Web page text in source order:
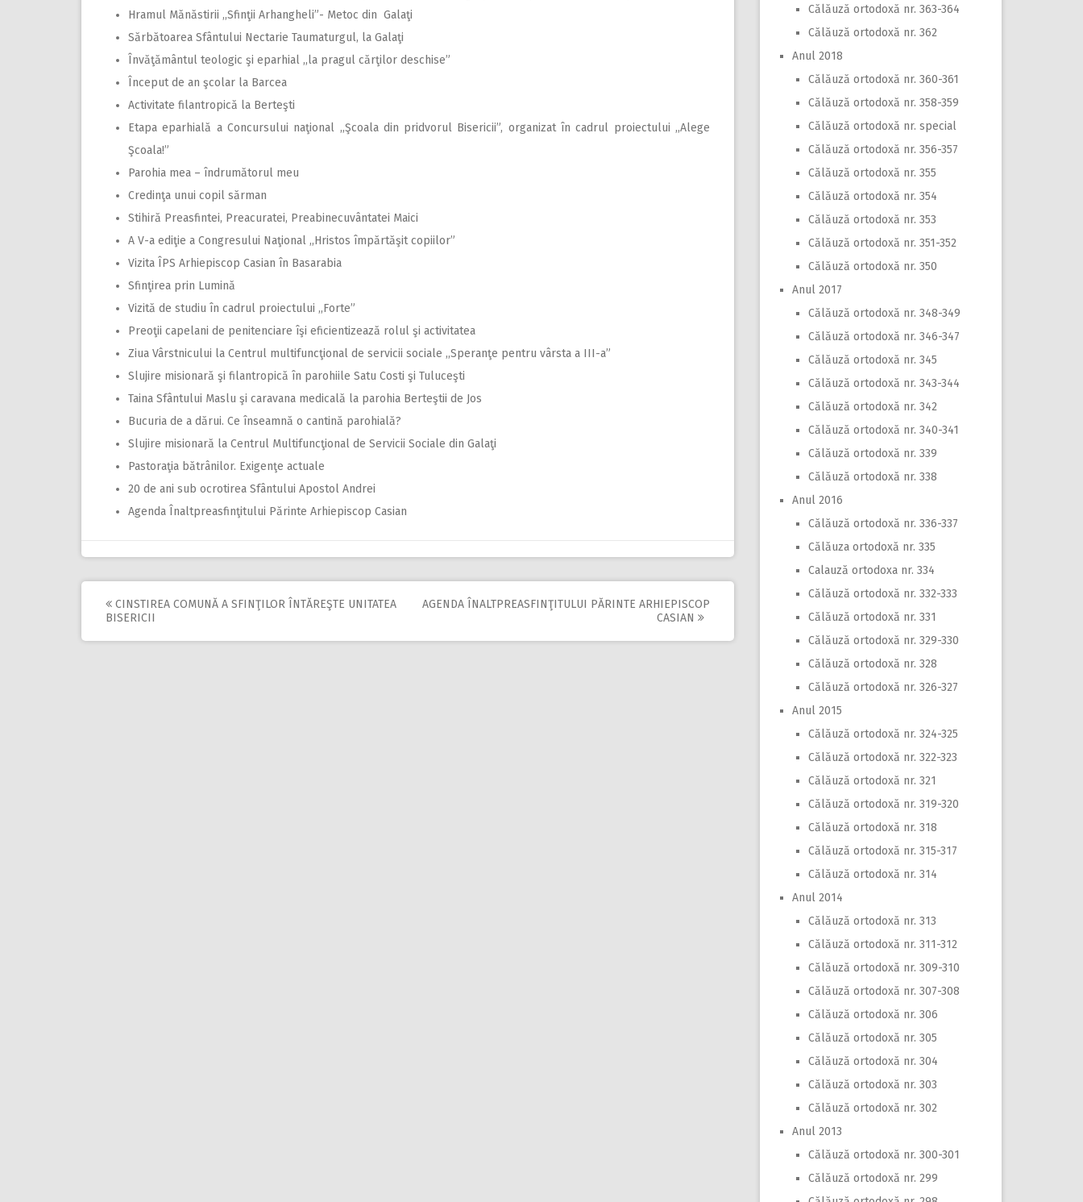
Hramul Mănăstirii ,,Sfinţii Arhangheli”- Metoc din Galaţi
Sărbătoarea Sfântului Nectarie Taumaturgul, la Galaţi
Învăţământul teologic şi eparhial ,,la pragul cărţilor deschise”
Început de an şcolar la Barcea
Activitate filantropică la Berteşti
Etapa eparhială a Concursului naţional ,,Şcoala din pridvorul Bisericii”, organizat în cadrul proiectului ,,Alege
Şcoala!”
Parohia mea – îndrumătorul meu
Credinţa unui copil sărman
Stihiră Preasfintei, Preacuratei, Preabinecuvântatei Maici
A V-a ediţie a Congresului Naţional ,,Hristos împărtăşit copiilor”
Vizita ÎPS Arhiepiscop Casian în Basarabia
Sfinţirea prin Lumină
Vizită de studiu în cadrul proiectului ,,Forte”
Preoţii capelani de penitenciare îşi eficientizează rolul şi activitatea
Ziua Vârstnicului la Centrul multifuncţional de servicii sociale ,,Speranţe pentru vârsta a III-a”
Slujire misionară şi filantropică în parohiile Satu Costi şi Tuluceşti
Taina Sfântului Maslu şi caravana medicală la parohia Berteştii de Jos
Bucuria de a dărui. Ce înseamnă o cantină parohială?
Slujire misionară la Centrul Multifuncţional de Servicii Sociale din Galaţi
Pastoraţia bătrânilor. Exigenţe actuale
20 de ani sub ocrotirea Sfântului Apostol Andrei
Agenda Înaltpreasfinţitului Părinte Arhiepiscop Casian
Post
navigation
CINSTIREA COMUNĂ A SFINŢILOR ÎNTĂREŞTE UNITATEA
BISERICII
AGENDA ÎNALTPREASFINŢITULUI PĂRINTE ARHIEPISCOP
CASIAN
Călăuză ortodoxă nr. 363-364
Călăuză ortodoxă nr. 362
Anul 2018
Călăuză ortodoxă nr. 360-361
Călăuză ortodoxă nr. 358-359
Călăuză ortodoxă nr. special
Călăuză ortodoxă nr. 356-357
Călăuză ortodoxă nr. 355
Călăuză ortodoxă nr. 354
Călăuză ortodoxă nr. 353
Călăuză ortodoxă nr. 351-352
Călăuză ortodoxă nr. 350
Anul 2017
Călăuză ortodoxă nr. 348-349
Călăuză ortodoxă nr. 346-347
Călăuză ortodoxă nr. 345
Călăuză ortodoxă nr. 343-344
Călăuză ortodoxă nr. 342
Călăuză ortodoxă nr. 340-341
Călăuză ortodoxă nr. 339
Călăuză ortodoxă nr. 338
Anul 2016
Călăuză ortodoxă nr. 336-337
Călăuza ortodoxă nr. 335
Calauză ortodoxa nr. 334
Călăuză ortodoxă nr. 332-333
Călăuză ortodoxă nr. 331
Călăuză ortodoxă nr. 329-330
Călăuză ortodoxă nr. 328
Călăuză ortodoxă nr. 326-327
Anul 2015
Călăuză ortodoxă nr. 324-325
Călăuză ortodoxă nr. 322-323
Călăuză ortodoxă nr. 321
Călăuză ortodoxă nr. 319-320
Călăuză ortodoxă nr. 318
Călăuză ortodoxă nr. 315-317
Călăuză ortodoxă nr. 314
Anul 2014
Călăuză ortodoxă nr. 313
Călăuză ortodoxă nr. 311-312
Călăuză ortodoxă nr. 309-310
Călăuză ortodoxă nr. 307-308
Călăuză ortodoxă nr. 306
Călăuză ortodoxă nr. 305
Călăuză ortodoxă nr. 304
Călăuză ortodoxă nr. 303
Călăuză ortodoxă nr. 302
Anul 2013
Călăuză ortodoxă nr. 300-301
Călăuză ortodoxă nr. 299